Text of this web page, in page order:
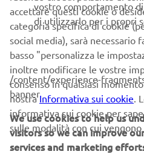
Motore da 125 cc ricco
(Variable Valve
Facile maneggevolezza
Strumentazione LCD
Freni a disco con ABS
Efficienza nei consumi
WMTC)
Posizione di guida
Pneumatici per tutti i
Telaio disegnato per
incontra la tradizione
vostro comportamento
di utilizzarlo per i propri
accettare questi cookie o
categoria specifica di cookie
social media), sarà necessario
basso "personalizza le
inoltre modificare le vostre
consenso in qualsiasi
nostraInformativa sui cookie.
informativa sui cookie per
sulle modalità con cui
/content/experience-
banner
We use cookies to help us
visitors so we can improve
services and marketing